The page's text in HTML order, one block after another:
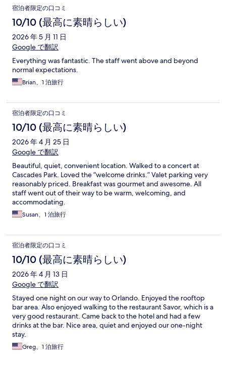
宿泊者限定の口コミ
10/10 (最高に素晴らしい)
2026 年 5 月 11 日
Google で翻訳
Everything was fantastic. The staff went above and beyond
normal expectations.
Brian、1 泊旅行
宿泊者限定の口コミ
10/10 (最高に素晴らしい)
2026 年 4 月 25 日
Google で翻訳
Beautiful, quiet, convenient location. Walked to a concert at
Cascades Park. Loved the “welcome drinks.” Valet parking very
reasonably priced. Breakfast was gourmet and awesome. All
staff went out of their way to be warm, welcoming, and
accommodating.
Susan、1 泊旅行
宿泊者限定の口コミ
10/10 (最高に素晴らしい)
2026 年 4 月 13 日
Google で翻訳
Stayed one night on our way to Orlando. Enjoyed the rooftop
bar area. Also enjoyed walking to the restaurant Savor, which is a
very good restaurant. Came back to the hotel and had a few
drinks at the bar. Nice area, quiet and enjoyed our one-night
stay.
Greg、1 泊旅行